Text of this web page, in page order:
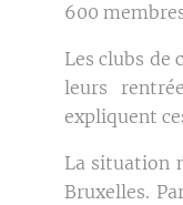
600
Les clubs de
leurs
expliquent
La situation
Bruxelles.